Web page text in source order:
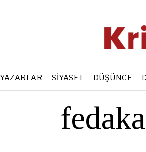
YAZARLAR SIYASET DÜŞÜNCE